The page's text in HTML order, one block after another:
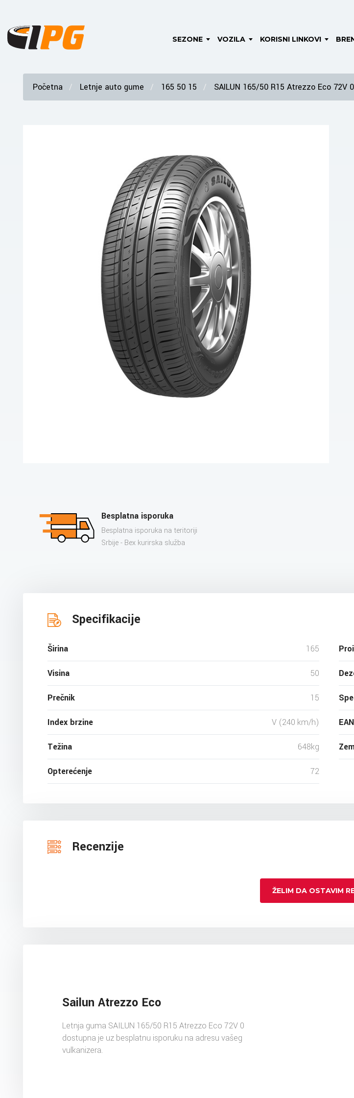
SEZONE VOZILA KORISNI LINKOVI
Početna Letnje auto gume 165 50 15 SAILUN 165/50 R15 Atrezzo Eco 72V 0
Besplatna isporuka
Besplatna isporuka na teritoriji
Srbije - Bex kurirska služba
Specifikacije
Širina 165
Visina 50
Prečnik 15
Index brzine V (240 km/h)
Težina 648kg
Opterećenje 72
EAN
Recenzije
ŽELIM DA OSTAVIM
Sailun Atrezzo Eco
Letnja guma SAILUN 165/50 R15 Atrezzo Eco 72V 0
dostupna je uz besplatnu isporuku na adresu vašeg
vulkanizera.